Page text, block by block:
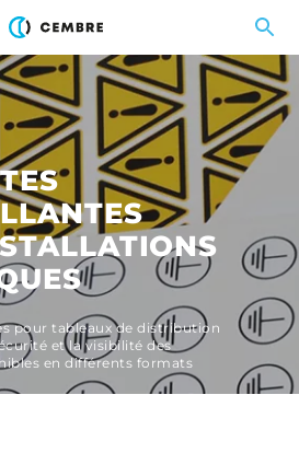
pour tableaux de distribution
et la visibilité des
en différents formats